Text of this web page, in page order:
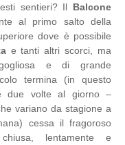
sentieri? Il Balcone
al primo salto della
dove è possibile
e tanti altri scorci, ma
e di grande
termina (in questo
due volte al giorno –
variano da stagione a
cessa il fragoroso
lentamente e